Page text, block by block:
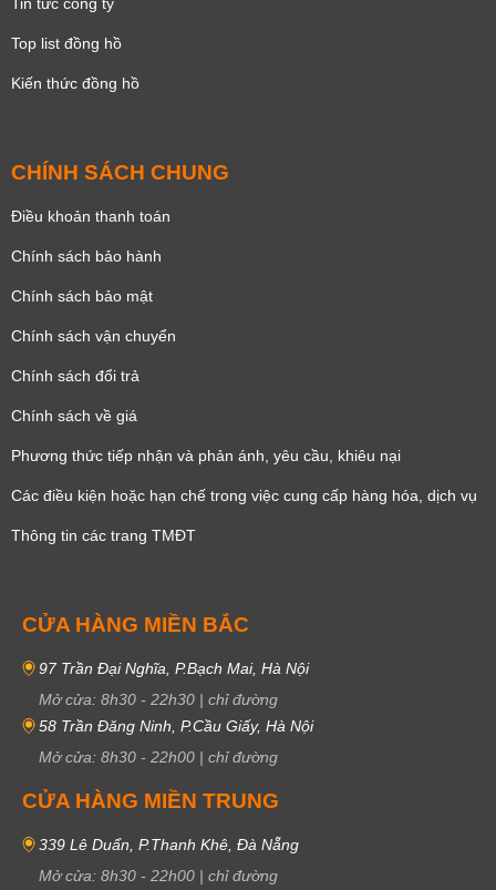
Top list đồng hồ
Kiến thức đồng hồ
CHÍNH SÁCH CHUNG
Điều khoản thanh toán
Chính sách bảo hành
Chính sách bảo mật
Chính sách vận chuyển
Chính sách đổi trả
Chính sách về giá
Phương thức tiếp nhận và phản ánh, yêu cầu, khiêu nại
Các điều kiện hoặc hạn chế trong việc cung cấp hàng hóa, dịch vụ
Thông tin các trang TMĐT
CỬA HÀNG MIỀN BẮC
97 Trần Đại Nghĩa, P.Bạch Mai, Hà Nội
Mở cửa: 8h30 - 22h30 | chỉ đường
58 Trần Đăng Ninh, P.Cầu Giấy, Hà Nội
Mở cửa: 8h30 - 22h00 | chỉ đường
CỬA HÀNG MIỀN TRUNG
339 Lê Duẩn, P.Thanh Khê, Đà Nẵng
Mở cửa: 8h30 - 22h00 | chỉ đường